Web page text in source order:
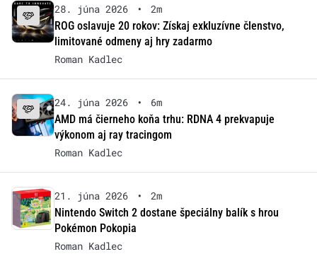
28. júna 2026 •
2m
ROG oslavuje 20 rokov: Získaj exkluzívne členstvo,
limitované odmeny aj hry zadarmo
Roman Kadlec
24. júna 2026 •
6m
AMD má čierneho koňa trhu: RDNA 4 prekvapuje
výkonom aj ray tracingom
Roman Kadlec
21. júna 2026 •
2m
Nintendo Switch 2 dostane špeciálny balík s hrou
Pokémon Pokopia
Roman Kadlec